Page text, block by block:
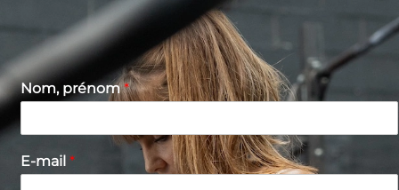
Nom, prénom*
E-mail*